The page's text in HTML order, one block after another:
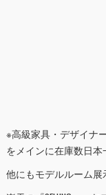
※高級家具・デザイナ
をメインに在庫数日本
他にもモデルルーム